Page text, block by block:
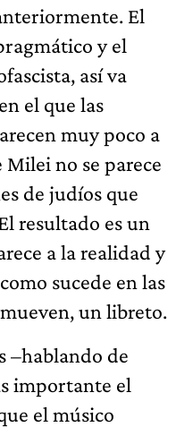
El
y el
así va
el que las
muy poco a
no se parece
de judíos que
resultado es un
a la realidad y
sucede en las
un libreto.
–hablando de
importante el
el músico